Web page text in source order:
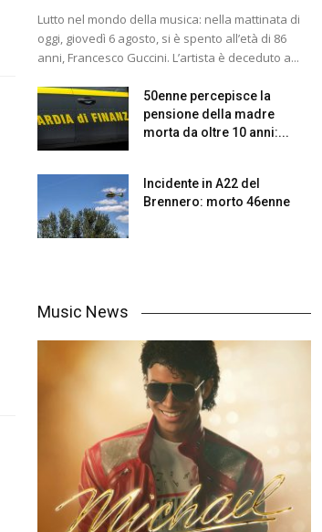
Lutto nel mondo della musica: nella mattinata di
oggi, giovedì 6 agosto, si è spento all’età di 86
anni, Francesco Guccini. L’artista è deceduto a...
50enne percepisce la
pensione della madre
morta da oltre 10 anni:...
Incidente in A22 del
Brennero: morto 46enne
Music News